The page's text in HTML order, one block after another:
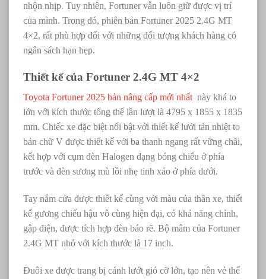
nhộn nhịp. Tuy nhiên, Fortuner vẫn luôn giữ được vị trí
của mình. Trong đó, phiên bản Fortuner 2025 2.4G MT
4×2, rất phù hợp đối với những đối tượng khách hàng có
ngân sách hạn hẹp.
Thiết kế của Fortuner 2.4G MT 4×2
Toyota Fortuner 2025 bản nâng cấp mới nhất này khá to
lớn với kích thước tổng thể lần lượt là 4795 x 1855 x 1835
mm. Chiếc xe đặc biệt nổi bật với thiết kế lưới tản nhiệt to
bản chữ V được thiết kế với ba thanh ngang rất vững chãi,
kết hợp với cụm đèn Halogen dạng bóng chiếu ở phía
trước và đèn sương mù lồi nhẹ tinh xảo ở phía dưới.
Tay nắm cửa được thiết kế cùng với màu của thân xe, thiết
kế gương chiếu hậu vô cùng hiện đại, có khả năng chỉnh,
gập điện, được tích hợp đèn báo rẽ. Bộ mâm của Fortuner
2.4G MT nhỏ với kích thước là 17 inch.
Đuôi xe được trang bị cánh lướt gió cỡ lớn, tạo nên vẻ thể